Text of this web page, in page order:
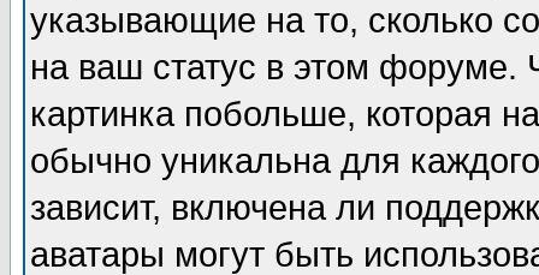
указывающие на то, сколько
на ваш статус в этом форуме.
картинка побольше, которая
обычно уникальна для
зависит, включена ли
аватары могут быть